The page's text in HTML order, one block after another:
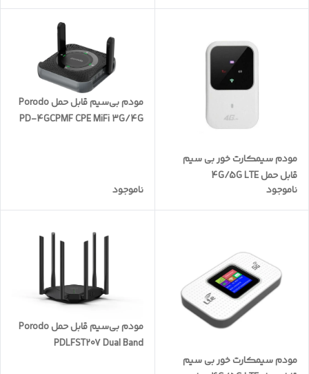
مودم سیمکارت خور بی سیم
قابل‌ حمل 4G/5G LTE
ناموجود
مودم بی‌سیم قابل حمل Porodo
PD-4GCPMF CPE MiFi 3G/4G
ناموجود
مودم سیمکارت خور بی سیم
مودم بی‌سیم قابل حمل Porodo
PDLFST207 Dual Band